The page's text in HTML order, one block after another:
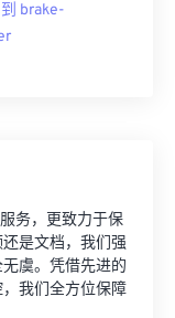
brake-
务，更致力于保
是文档，我们强
虞。凭借先进的
我们全方位保障